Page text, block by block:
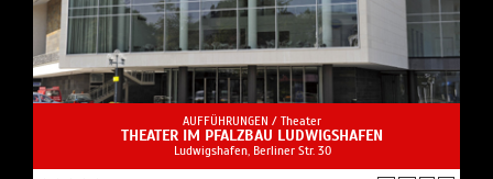
AUFFÜHRUNGEN / Theater
THEATER IM PFALZBAU LUDWIGSHAFEN
Ludwigshafen, Berliner Str. 30